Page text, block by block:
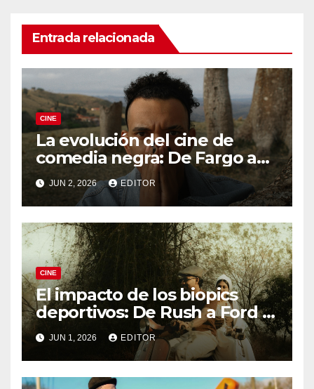
Entrada relacionada
CINE
La evolución del cine de
comedia negra: De Fargo a
Knives Out
JUN 2, 2026 EDITOR
CINE
El impacto de los biopics
deportivos: De Rush a Ford v
Ferrari
JUN 1, 2026 EDITOR